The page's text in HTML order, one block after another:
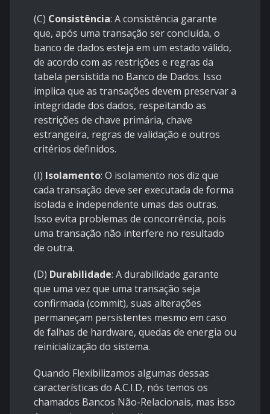
(C) Consistência: A consistência garante
que, após uma transação ser concluída, o
banco de dados esteja em um estado válido,
de acordo com as restrições e regras da
tabela persistida no Banco de Dados. Isso
implica que as transações devem preservar a
integridade dos dados, respeitando as
restrições de chave primária, chave
estrangeira, regras de validação e outros
critérios definidos.
(I) Isolamento: O isolamento nos diz que
cada transação deve ser executada de forma
isolada e independente umas das outras.
Isso evita problemas de concorrência, pois
uma transação não interfere no resultado
de outra.
(D) Durabilidade: A durabilidade garante
que uma vez que uma transação seja
confirmada (commit), suas alterações
permaneçam persistentes mesmo em caso
de falhas de hardware, quedas de energia ou
reinicialização do sistema.
Quando Flexibilizamos algumas dessas
características do A.C.I.D, nós temos os
chamados Bancos Não-Relacionais, mas isso